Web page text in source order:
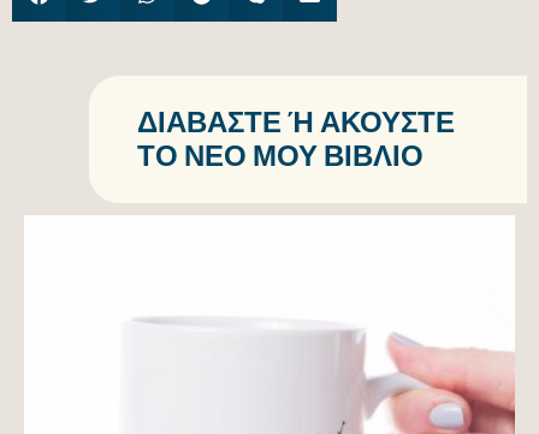
ΔΙΑΒΆΣΤΕ Ή ΑΚΟΎΣΤΕ Τ
Ο ΝΈΟ ΜΟΥ ΒΙΒΛΊΟ